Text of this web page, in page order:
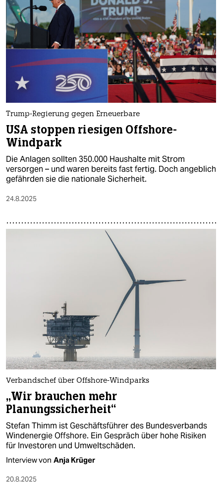
Trump-Regierung gegen Erneuerbare
USA stoppen riesigen Offshore-
Windpark
Die Anlagen sollten 350.000 Haushalte mit Strom
versorgen – und waren bereits fast fertig. Doch angeblich
gefährden sie die nationale Sicherheit.
24.8.2025
Verbandschef über Offshore-Windparks
„Wir brauchen mehr
Planungssicherheit“
Stefan Thimm ist Geschäftsführer des Bundesverbands
Windenergie Offshore. Ein Gespräch über hohe Risiken
für Investoren und Umweltschäden.
Interview von Anja Krüger
20.8.2025